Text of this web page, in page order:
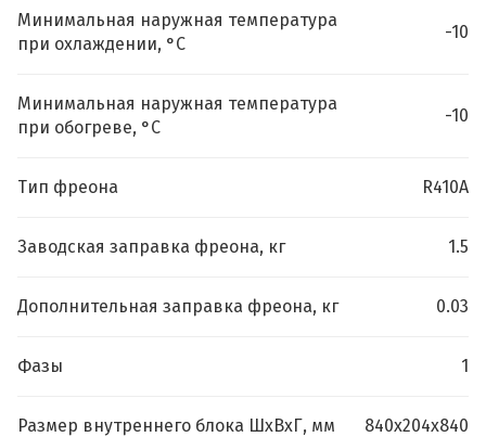
Минимальная наружная температура
при охлаждении, °C
-10
Минимальная наружная температура
при обогреве, °C
-10
Тип фреона R410A
Заводская заправка фреона, кг 1.5
Дополнительная заправка фреона, кг 0.03
Фазы 1
Размер внутреннего блока ШхВхГ, мм 840х204х840